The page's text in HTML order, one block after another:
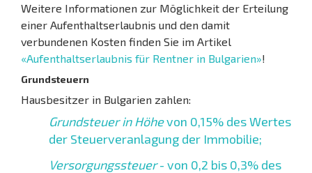
Weitere Informationen zur Möglichkeit der Erteilung
einer Aufenthaltserlaubnis und den damit
verbundenen Kosten finden Sie im Artikel
«Aufenthaltserlaubnis für Rentner in Bulgarien»!
Grundsteuern
Hausbesitzer in Bulgarien zahlen:
Grundsteuer in Höhevon 0,15% des Wertes
der Steuerveranlagung der Immobilie;
Versorgungssteuer- von 0,2 bis 0,3% des